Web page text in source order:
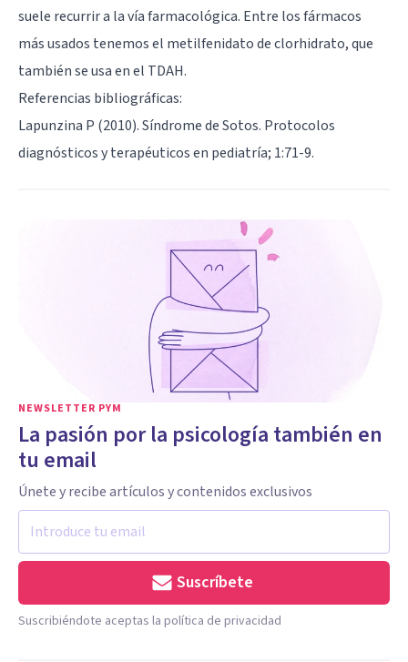
suele recurrir a la vía farmacológica. Entre los fármacos
más usados tenemos el metilfenidato de clorhidrato, que
también se usa en el TDAH.
Referencias bibliográficas:
Lapunzina P (2010). Síndrome de Sotos. Protocolos
diagnósticos y terapéuticos en pediatría; 1:71-9.
NEWSLETTER PYM
La pasión por la psicología también en
tu email
Únete y recibe artículos y contenidos exclusivos
Suscríbete
Suscribiéndote aceptas la política de privacidad